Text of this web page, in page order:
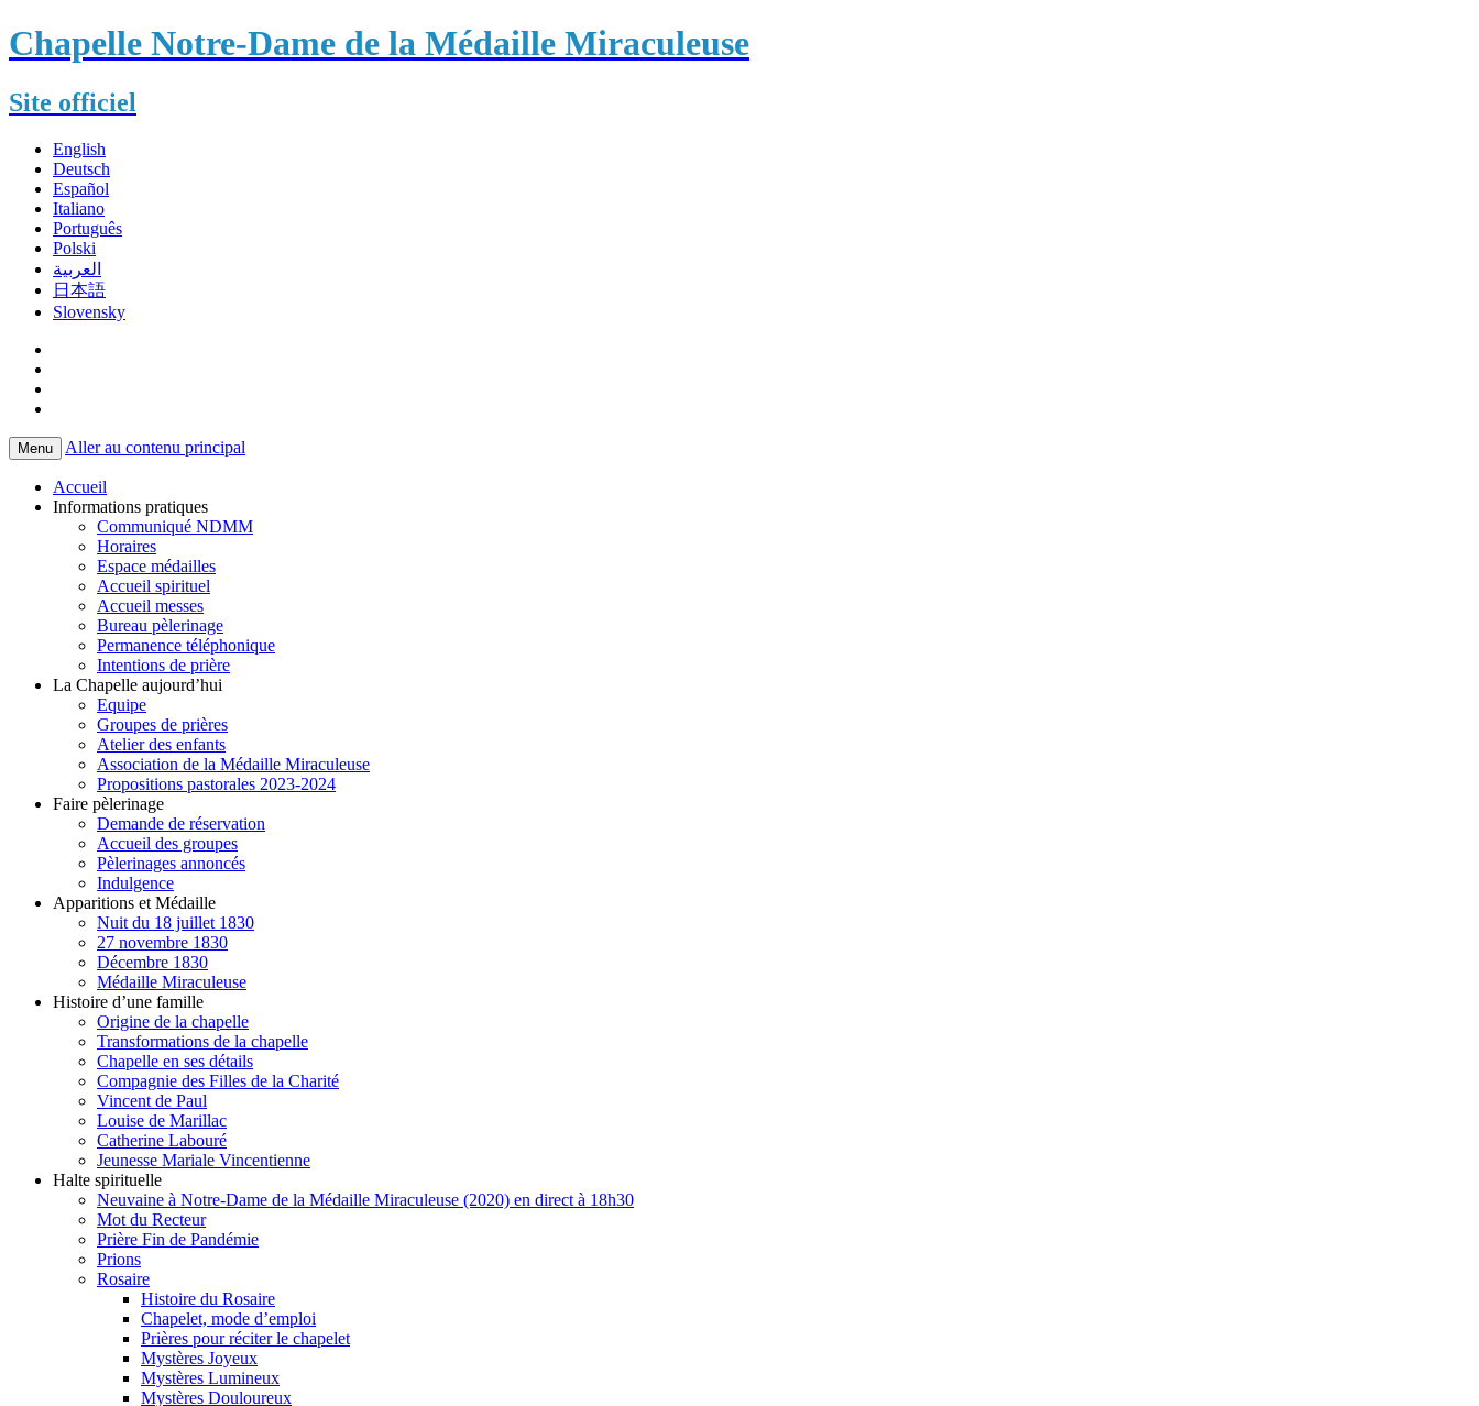
Chapelle Notre-Dame de la Médaille Miraculeuse
Site officiel
English
Deutsch
Español
Italiano
Português
Polski
العربية
日本語
Slovensky
Menu Aller au contenu principal
Accueil
Informations pratiques
Communiqué NDMM
Horaires
Espace médailles
Accueil spirituel
Accueil messes
Bureau pèlerinage
Permanence téléphonique
Intentions de prière
La Chapelle aujourd’hui
Equipe
Groupes de prières
Atelier des enfants
Association de la Médaille Miraculeuse
Propositions pastorales 2023-2024
Faire pèlerinage
Demande de réservation
Accueil des groupes
Pèlerinages annoncés
Indulgence
Apparitions et Médaille
Nuit du 18 juillet 1830
27 novembre 1830
Décembre 1830
Médaille Miraculeuse
Histoire d’une famille
Origine de la chapelle
Transformations de la chapelle
Chapelle en ses détails
Compagnie des Filles de la Charité
Vincent de Paul
Louise de Marillac
Catherine Labouré
Jeunesse Mariale Vincentienne
Halte spirituelle
Neuvaine à Notre-Dame de la Médaille Miraculeuse (2020) en direct à 18h30
Mot du Recteur
Prière Fin de Pandémie
Prions
Rosaire
Histoire du Rosaire
Chapelet, mode d’emploi
Prières pour réciter le chapelet
Mystères Joyeux
Mystères Lumineux
Mystères Douloureux